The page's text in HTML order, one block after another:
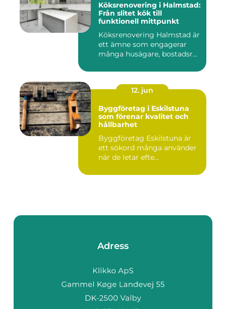
Köksrenovering i Halmstad:
Från slitet kök till
funktionell mittpunkt
Köksrenovering Halmstad är
ett ämne som engagerar
många husägare, bostadsr...
12. jun
Byggföretag i Eskilstuna
som förenar kvalitet och
hållbarhet
Byggföretag Eskilstuna är
ett sökord många använder
när de letar efte...
Adress